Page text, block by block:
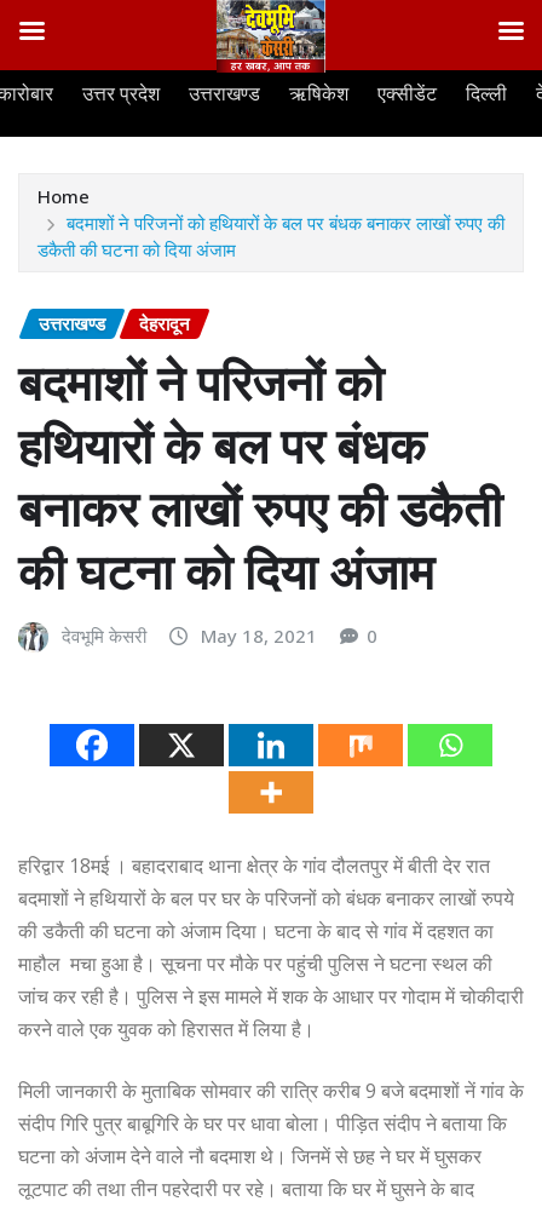
Skip
उत्तर प्रदेश उत्तराखण्ड ऋषिकेश एक्सीडेंट दिल्ली
Home
बदमाशों ने परिजनों को हथियारों के बल पर बंधक बनाकर लाखों रुपए की
डकैती की घटना को दिया अंजाम
उत्तराखण्ड देहरादून
बदमाशों ने परिजनों को
हथियारों के बल पर बंधक
बनाकर लाखों रुपए की डकैती
की घटना को दिया अंजाम
देवभूमि केसरी May 18, 2021 0
हरिद्वार 18मई । बहादराबाद थाना क्षेत्र के गांव दौलतपुर में बीती देर रात
बदमाशों ने हथियारों के बल पर घर के परिजनों को बंधक बनाकर लाखों रुपये
की डकैती की घटना को अंजाम दिया। घटना के बाद से गांव में दहशत का
माहौल मचा हुआ है। सूचना पर मौके पर पहुंची पुलिस ने घटना स्थल की
जांच कर रही है। पुलिस ने इस मामले में शक के आधार पर गोदाम में चोकीदारी
करने वाले एक युवक को हिरासत में लिया है।
मिली जानकारी के मुताबिक सोमवार की रात्रि करीब 9 बजे बदमाशों नें गांव के
संदीप गिरि पुत्र बाबूगिरि के घर पर धावा बोला। पीड़ित संदीप ने बताया कि
घटना को अंजाम देने वाले नौ बदमाश थे। जिनमें से छह ने घर में घुसकर
लूटपाट की तथा तीन पहरेदारी पर रहे। बताया कि घर में घुसने के बाद